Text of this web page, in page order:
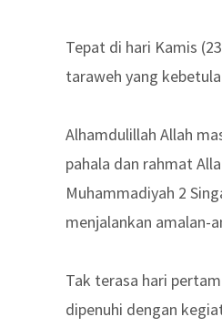
Tepat di hari Kamis
taraweh yang
Alhamdulillah Allah
pahala dan rahmat
Muhammadiyah 2
menjalankan amalan-
Tak terasa hari
dipenuhi dengan